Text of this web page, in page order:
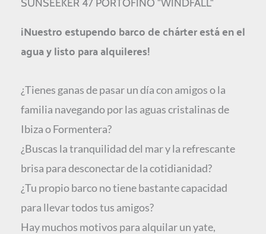
SUNSEEKER 47 PORTOFINO "WINDFALL"
¡Nuestro estupendo barco de chárter está en el
agua y listo para alquileres!
¿Tienes ganas de pasar un día con amigos o la
familia navegando por las aguas cristalinas de
Ibiza o Formentera?
¿Buscas la tranquilidad del mar y la refrescante
brisa para desconectar de la cotidianidad?
¿Tu propio barco no tiene bastante capacidad
para llevar todos tus amigos?
Hay muchos motivos para alquilar un yate,